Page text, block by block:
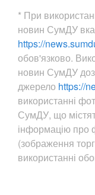
* При
новин СумДУ
https://
обов'язково.
новин СумДУ
джерело https://
використанні
СумДУ, що
інформацію
(зображення
використанні